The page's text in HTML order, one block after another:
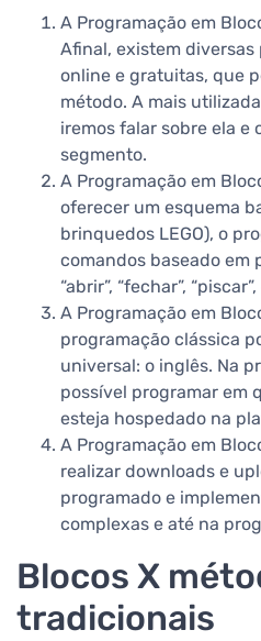
A Programação em
Afinal, existem
online e gratuitas, que
método. A mais
iremos falar sobre ela e
segmento.
A Programação em
oferecer um esquema
brinquedos LEGO), o
comandos baseado em
“abrir”, “fechar”,
A Programação em
programação clássica
universal: o inglês. Na
possível programar em
esteja hospedado na
A Programação em
realizar downloads e
programado e
complexas e até na
Blocos X
tradicionais